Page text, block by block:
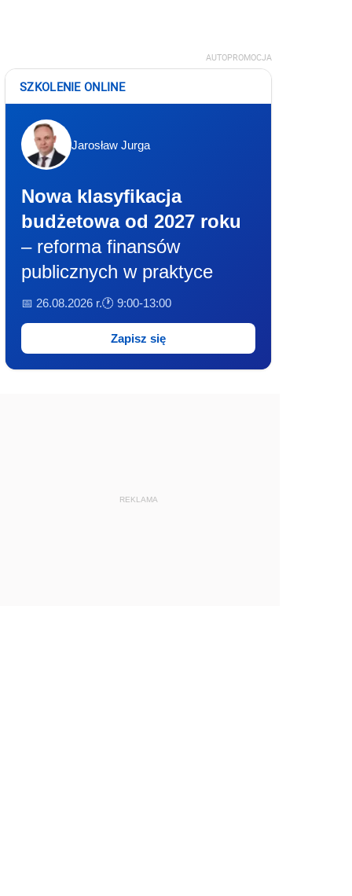
AUTOPROMOCJA
SZKOLENIE ONLINE
Jarosław Jurga
Nowa klasyfikacja
budżetowa od 2027 roku
– reforma finansów
publicznych w praktyce
📅 26.08.2026 r.🕐 9:00-13:00
Zapisz się
REKLAMA